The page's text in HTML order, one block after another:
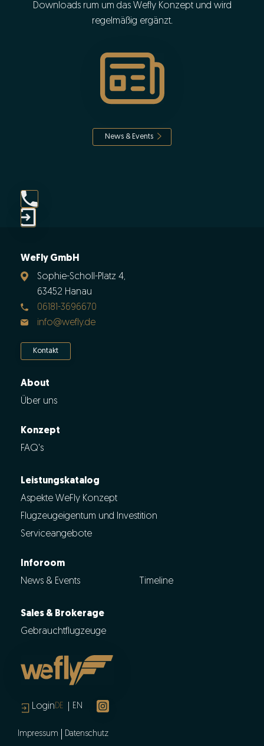
Downloads rum um das Wefly Konzept und wird
regelmäßig ergänzt.
News & Events
WeFly GmbH
Sophie-Scholl-Platz 4,
63452 Hanau
06181-3696670
info@wefly.de
Kontakt
About
Über uns
Konzept
FAQ's
Leistungskatalog
Aspekte WeFly Konzept
Flugzeugeigentum und Investition
Serviceangebote
Inforoom
News & Events
Timeline
Sales & Brokerage
Gebrauchtflugzeuge
Login DE EN
Impressum Datenschutz